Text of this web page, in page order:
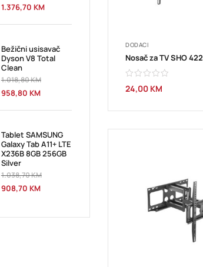
1.376,70 KM
Bežični usisavač
Dyson V8 Total
Clean
1.018,80KM
958,80 KM
Tablet SAMSUNG
Galaxy Tab A11+ LTE
X236B 8GB 256GB
Silver
1.038,70KM
908,70 KM
DODACI
24,00 KM